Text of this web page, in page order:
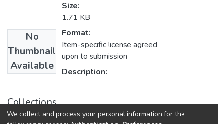
No
Thumbnail
Available
Size:
1.71 KB
Format:
Item-specific license agreed
upon to submission
Description:
Collections
Факультет психології та соціальної роботи
We collect and process your personal information for the